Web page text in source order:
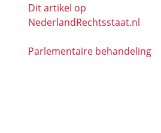
Dit artikel op
NederlandRechts­staat.nl
Parlementaire behandeling